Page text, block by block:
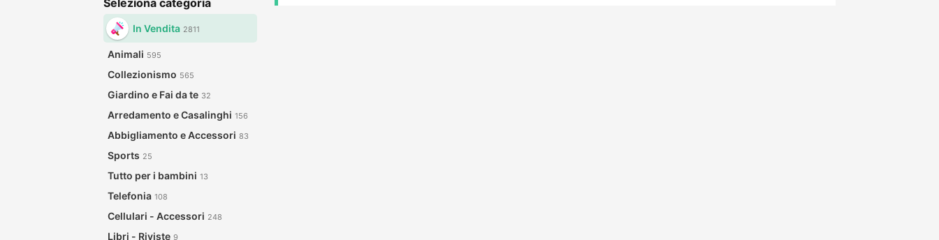
Seleziona categoria
In Vendita 2811
Animali 595
Collezionismo 565
Giardino e Fai da te 32
Arredamento e Casalinghi 156
Abbigliamento e Accessori 83
Sports 25
Tutto per i bambini 13
Telefonia 108
Cellulari - Accessori 248
Libri - Riviste 9